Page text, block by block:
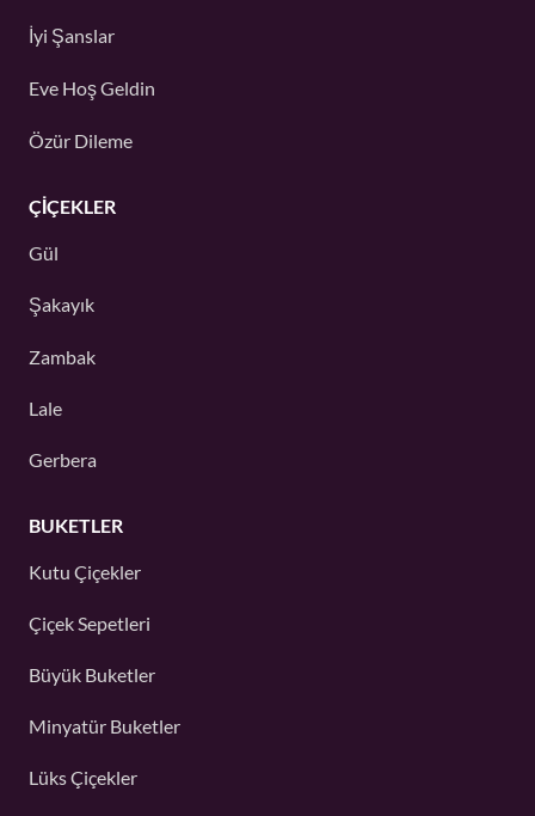
İyi Şanslar
Eve Hoş Geldin
Özür Dileme
ÇIÇEKLER
Gül
Şakayık
Zambak
Lale
Gerbera
BUKETLER
Kutu Çiçekler
Çiçek Sepetleri
Büyük Buketler
Minyatür Buketler
Lüks Çiçekler